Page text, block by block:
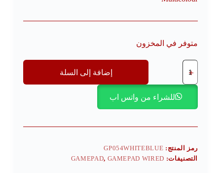
متوفر في المخزون
إضافة إلى السلة
للشراء من واتس اب
رمز المنتج: GP054WHITEBLUE
التصنيفات:
GAMEPAD, GAMEPAD WIRED